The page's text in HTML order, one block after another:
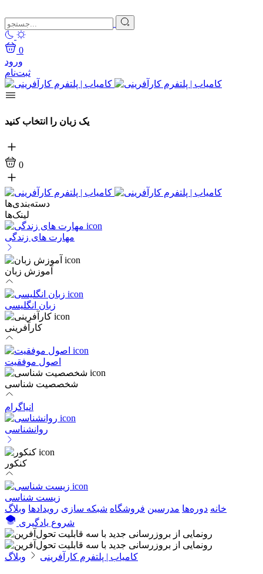
0
ورود
ثبت‌نام
یک زبان را انتخاب کنید
0
دسته‌بندی‌ها
لینک‌ها
مهارت های زندگی
آموزش زبان
زبان انگلیسی
کارآفرینی
اصول موفقیت
شخصصیت شناسی
انیاگرام
روانشناسی
کنکور
زیست شناسی
خانه دوره‌ها مدرسین فروشگاه شبکه سازی رویداد‌ها وبلاگ
شروع یادگیری
کامیاب | پلتفرم کارآفرینی وبلاگ